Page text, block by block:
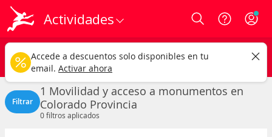
Actividades Login
Colorado
Movilidad y acceso a monumentos Cualquier fecha
CAMBIAR
Filtrar
1 Movilidad y acceso a monumentos en
Colorado Provincia
0filtros aplicados
Accede a descuentos solo disponibles en tu
email. Activar ahora